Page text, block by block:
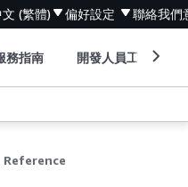
(繁體) 偏好設定 聯絡我們
務指南 開發人員工具
Reference